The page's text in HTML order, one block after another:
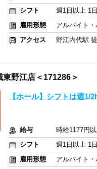
シフト
週1日以上 1
雇用形態
アルバイト・
アクセス
野江内代駅
野江店＜171286＞
【ホール】シフトは週1/
給与
時給1177円
シフト
週1日以上 1
雇用形態
アルバイト・